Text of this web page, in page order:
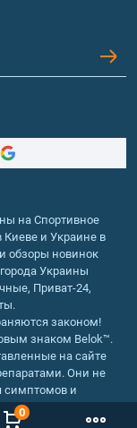
0
на Спортивное
Киеве и Украине в
обзоры новинок
Украины
Приват-24,
законом!
знаком Belok™.
на сайте
Они не
симптомов и
спортивного